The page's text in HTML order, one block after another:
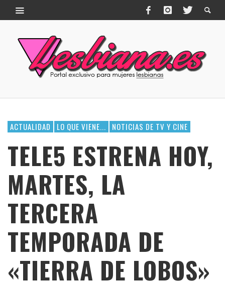
ACTUALIDAD LO QUE VIENE... NOTICIAS DE TV Y CINE
TELE5 ESTRENA HOY,
MARTES, LA
TERCERA
TEMPORADA DE
«TIERRA DE LOBOS»